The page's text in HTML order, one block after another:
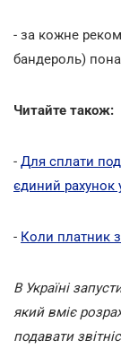
- за кожне
бандероль)
Читайте також:
- Для сплати
єдиний рахунок
- Коли платник
В Україні
який вміє
подавати